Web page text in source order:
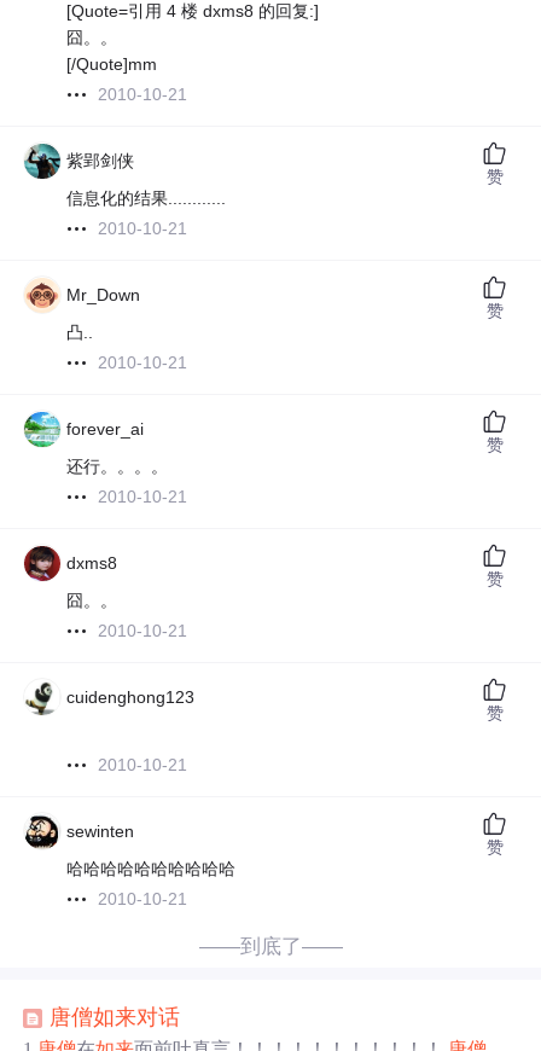
[Quote=引用 4 楼 dxms8 的回复:]
囧。。
[/Quote]mm
2010-10-21
紫郢剑侠
信息化的结果............
2010-10-21
赞
Mr_Down
凸..
2010-10-21
赞
forever_ai
还行。。。。
2010-10-21
赞
dxms8
囧。。
2010-10-21
赞
cuidenghong123
2010-10-21
赞
sewinten
哈哈哈哈哈哈哈哈哈哈
2010-10-21
赞
——到底了——
唐僧如来对话